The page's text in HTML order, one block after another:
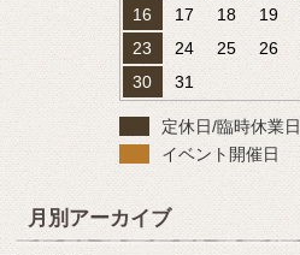
16
17 18 19
23
24 25 26
30
31
定休日/臨時休業日
イベント開催日
月別アーカイブ